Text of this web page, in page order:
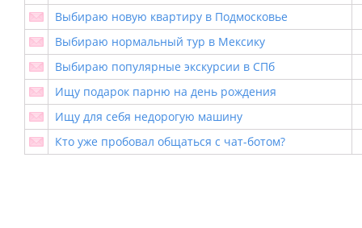
Выбираю новую квартиру в Подмосковье
Выбираю нормальный тур в Мексику
Выбираю популярные экскурсии в СПб
Ищу подарок парню на день рождения
Ищу для себя недорогую машину
Кто уже пробовал общаться с чат-ботом?